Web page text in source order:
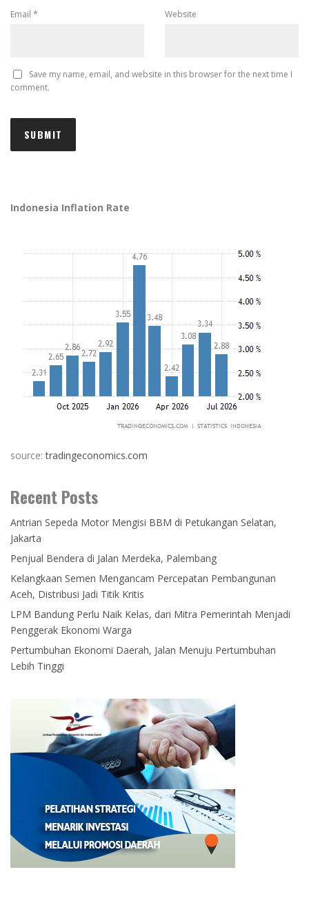
Email * Website
Save my name, email, and website in this browser for the next time I
comment.
Indonesia Inflation Rate
source:tradingeconomics.com
Recent Posts
Antrian Sepeda Motor Mengisi BBM di Petukangan Selatan,
Jakarta
Penjual Bendera di Jalan Merdeka, Palembang
Kelangkaan Semen Mengancam Percepatan Pembangunan
Aceh, Distribusi Jadi Titik Kritis
LPM Bandung Perlu Naik Kelas, dari Mitra Pemerintah Menjadi
Penggerak Ekonomi Warga
Pertumbuhan Ekonomi Daerah, Jalan Menuju Pertumbuhan
Lebih Tinggi